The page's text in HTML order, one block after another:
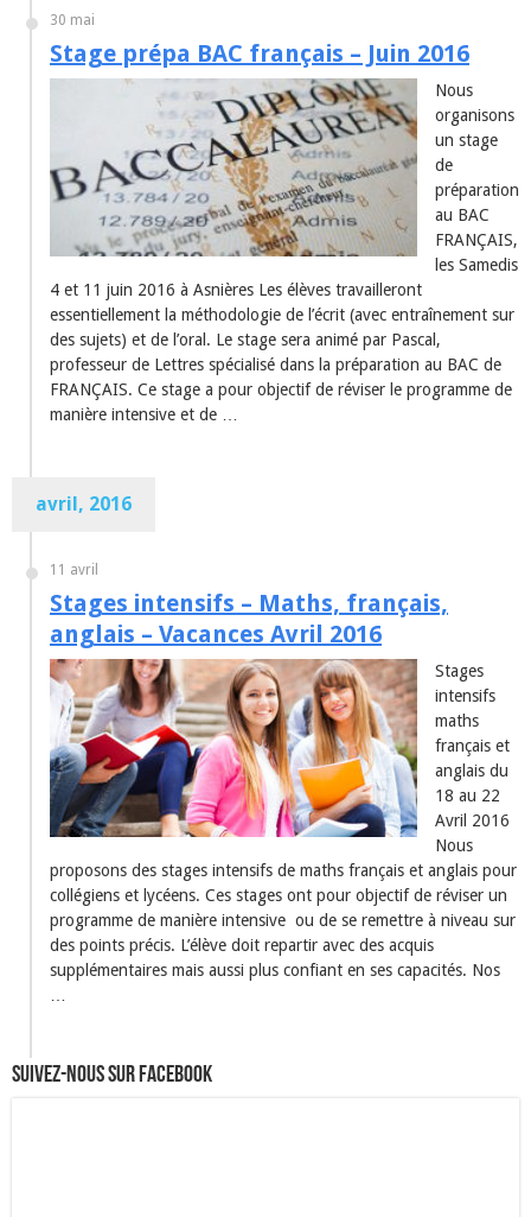
30 mai
Stage prépa BAC français – Juin 2016
Nous
organisons
un stage
de
préparation
au BAC
FRANÇAIS,
les Samedis
4 et 11 juin 2016 à Asnières Les élèves travailleront
essentiellement la méthodologie de l’écrit (avec entraînement sur
des sujets) et de l’oral. Le stage sera animé par Pascal,
professeur de Lettres spécialisé dans la préparation au BAC de
FRANÇAIS. Ce stage a pour objectif de réviser le programme de
manière intensive et de …
avril, 2016
11 avril
Stages intensifs – Maths, français,
anglais – Vacances Avril 2016
Stages
intensifs
maths
français et
anglais du
18 au 22
Avril 2016
Nous
proposons des stages intensifs de maths français et anglais pour
collégiens et lycéens. Ces stages ont pour objectif de réviser un
programme de manière intensive ou de se remettre à niveau sur
des points précis. L’élève doit repartir avec des acquis
supplémentaires mais aussi plus confiant en ses capacités. Nos
Suivez-nous sur Facebook